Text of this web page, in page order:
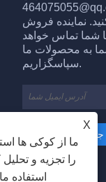
464075055@qq.com ایمیل بزنید یا از فرم
نماینده فروش
با شما تماس خواهد
به محصولات ما
سپاسگزاریم.
شیر
آلیاژی
فولاد
X
ما از کوکی ها
را تجزیه و
استفاده